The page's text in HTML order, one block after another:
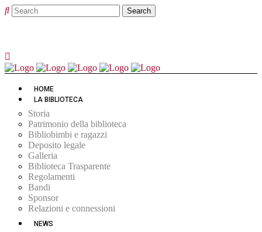
HOME
LA BIBLIOTECA
Storia
Patrimonio della biblioteca
Bibliobimbi e ragazzi
Deposito legale
Galleria
Biblioteca Trasparente
Regolamenti
Bandi
Sponsor
Relazioni e connessioni
NEWS